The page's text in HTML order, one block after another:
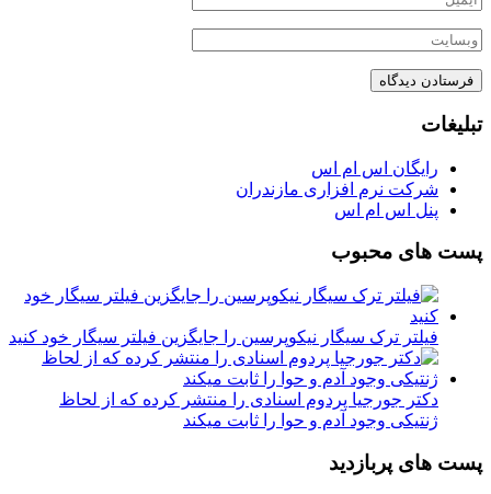
تبلیغات
رایگان اس ام اس
شرکت نرم افزاری مازندران
پنل اس ام اس
پست های محبوب
فیلتر ترک سیگار نیکوپرسین را جایگزین فیلتر سیگار خود کنید
دکتر جورجیا پردوم اسنادی را منتشر کرده که از لحاظ
ژنتیکی وجود آدم و حوا را ثابت میکند
پست های پربازدید